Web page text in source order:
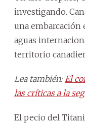
investigando.
una embarcación
aguas
territorio
Lea también: El
las críticas a la
El pecio del